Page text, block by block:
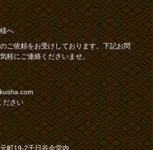
へ
ご依頼をお受けしております。下記お問
軽にご連絡くださいませ。
ださい
町19-2千日谷会堂内